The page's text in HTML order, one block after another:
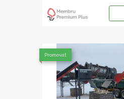
Promovat